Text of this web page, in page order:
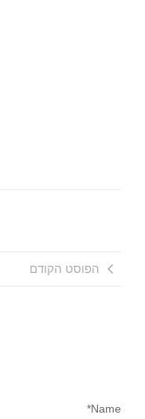
הפוסט הקודם
Name
*